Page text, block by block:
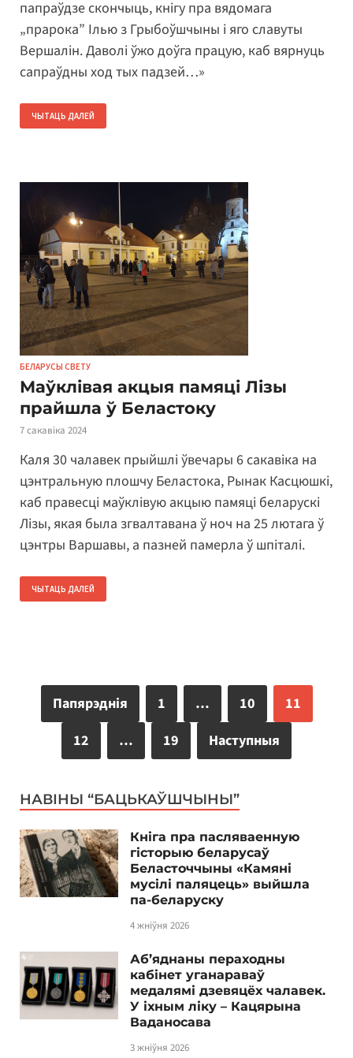
папраўдзе скончыць, кнігу пра вядомага
„прарока” Ілью з Грыбоўшчыны і яго славуты
Вершалін. Даволі ўжо доўга працую, каб вярнуць
сапраўдны ход тых падзей…»
ЧЫТАЦЬ ДАЛЕЙ
БЕЛАРУСЫ СВЕТУ
Маўклівая акцыя памяці Лізы
прайшла ў Беластоку
7 сакавіка 2024
Каля 30 чалавек прыйшлі ўвечары 6 сакавіка на
цэнтральную плошчу Беластока, Рынак Касцюшкі,
каб правесці маўклівую акцыю памяці беларускі
Лізы, якая была згвалтавана ў ноч на 25 лютага ў
цэнтры Варшавы, а пазней памерла ў шпіталі.
ЧЫТАЦЬ ДАЛЕЙ
Папярэднія 1 … 10
11
12
… 19 Наступныя
НАВІНЫ “БАЦЬКАЎШЧЫНЫ”
Кніга пра пасляваенную
гісторыю беларусаў
Беласточчыны «Камяні
мусілі паляцець» выйшла
па-беларуску
4 жніўня 2026
Аб’яднаны пераходны
кабінет уганараваў
медалямі дзевяцёх чалавек.
У іхным ліку – Кацярына
Ваданосава
3 жніўня 2026